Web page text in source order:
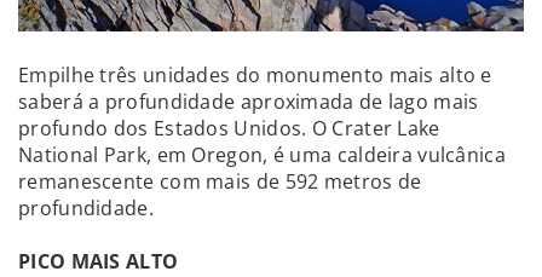
Empilhe três unidades do monumento mais alto e
saberá a profundidade aproximada de lago mais
profundo dos Estados Unidos. O Crater Lake
National Park, em Oregon, é uma caldeira vulcânica
remanescente com mais de 592 metros de
profundidade.
PICO MAIS ALTO